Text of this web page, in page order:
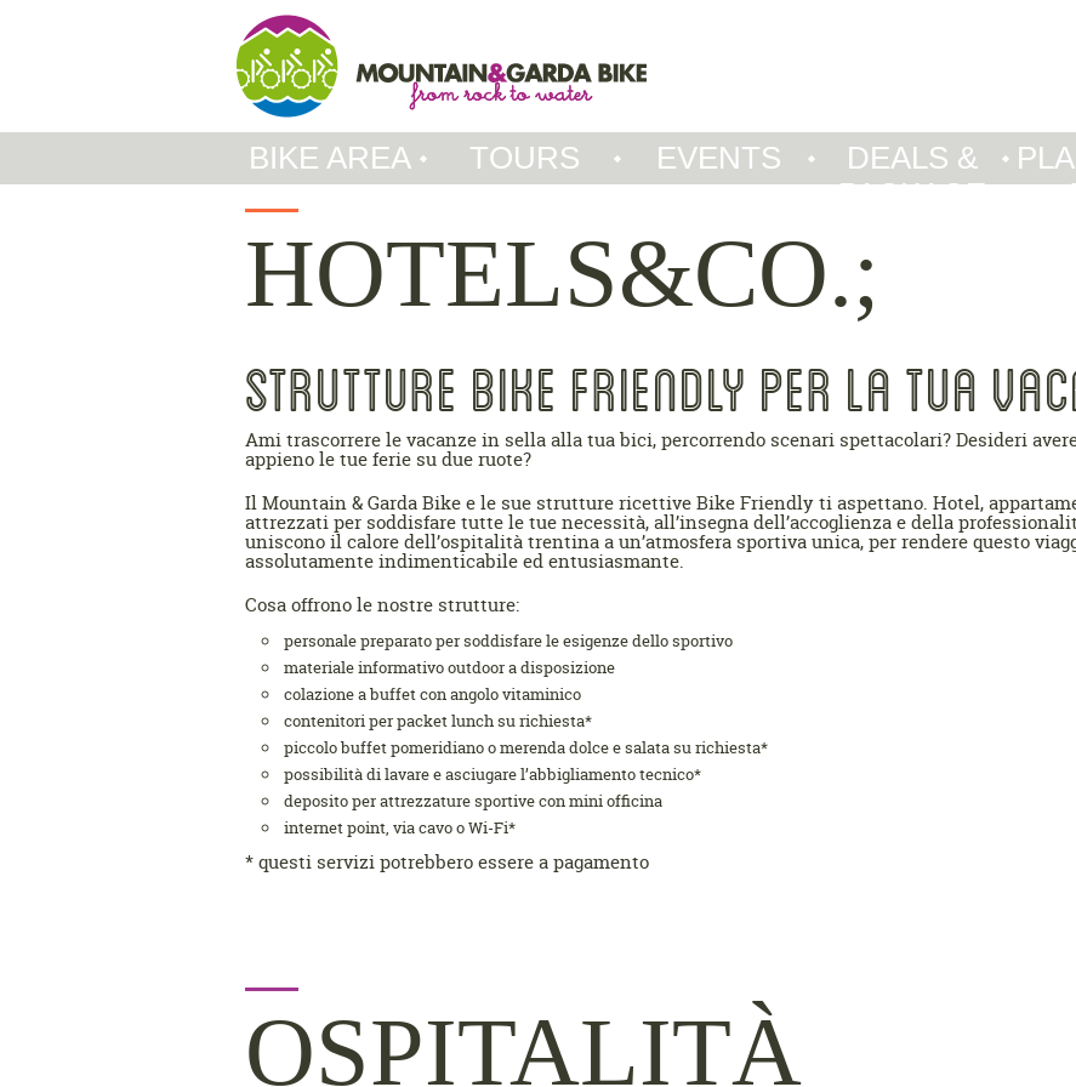
BIKE AREA TOURS EVENTS
DEALS &
PACKAGE
HOTELS&CO.;
STRUTTURE BIKE FRIENDLY PER LA TUA
Ami trascorrere le vacanze in sella alla tua bici, percorrendo scenari spettacolari? Desideri
appieno le tue ferie su due ruote?
Il Mountain & Garda Bike e le sue strutture ricettive Bike Friendly ti aspettano. Hotel,
attrezzati per soddisfare tutte le tue necessità, all’insegna dell’accoglienza e della
uniscono il calore dell’ospitalità trentina a un’atmosfera sportiva unica, per rendere questo
assolutamente indimenticabile ed entusiasmante.
Cosa offrono le nostre strutture:
personale preparato per soddisfare le esigenze dello sportivo
materiale informativo outdoor a disposizione
colazione a buffet con angolo vitaminico
contenitori per packet lunch su richiesta*
piccolo buffet pomeridiano o merenda dolce e salata su richiesta*
possibilità di lavare e asciugare l’abbigliamento tecnico*
deposito per attrezzature sportive con mini officina
internet point, via cavo o Wi-Fi*
* questi servizi potrebbero essere a pagamento
OSPITALITÀ